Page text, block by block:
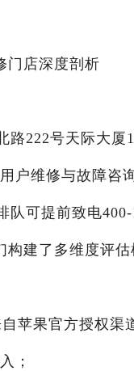
门店深度剖析
222号天际大厦
户维修与故障咨
可提前致电400-
建了多维度评
果官方授权渠
；